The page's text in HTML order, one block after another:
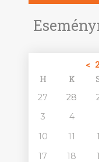
<
H K
27 28
3
4
10
11
17
18